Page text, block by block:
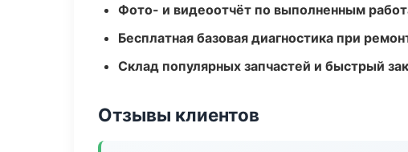
Фото- и видеоотчёт по выполненным
Бесплатная базовая диагностика при
Склад популярных запчастей и быстрый
Отзывы клиентов